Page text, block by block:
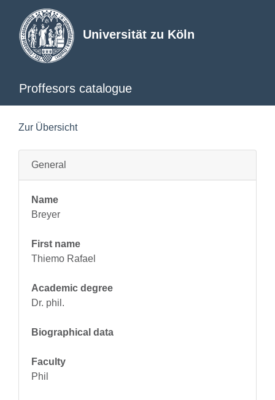
Universität zu Köln
Proffesors catalogue
Zur Übersicht
General
Name
Breyer
First name
Thiemo Rafael
Academic degree
Dr. phil.
Biographical data
Faculty
Phil